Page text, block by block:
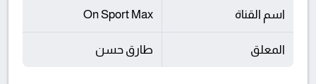
اسم القناة On Sport Max
المعلق طارق حسن